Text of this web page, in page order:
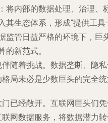
：将内部的数据处理、治理
其生态体系，形成“提供工具
监管日益严格的环境下，
的新范式。
随着挑战。数据垄断、隐
局未必是少数巨头的完全
已经敞开。互联网巨头们
网数据服务，将数据潜力